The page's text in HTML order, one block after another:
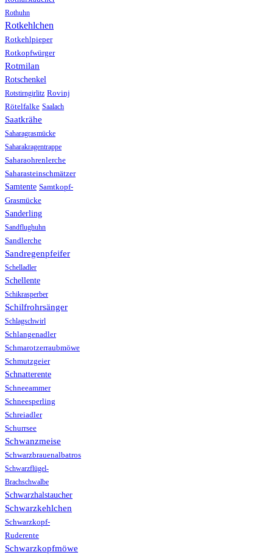
Rothuhn
Rotkehlchen
Rotkehlpieper
Rotkopfwürger
Rotmilan
Rotschenkel
Rotstirngirlitz Rovinj
Rötelfalke Saalach
Saatkrähe
Saharagrasmücke
Saharakragentrappe
Saharaohrenlerche
Saharasteinschmätzer
Samtente Samtkopf-
Grasmücke
Sanderling
Sandflughuhn
Sandlerche
Sandregenpfeifer
Schelladler
Schellente
Schikrasperber
Schilfrohrsänger
Schlagschwirl
Schlangenadler
Schmarotzerraubmöwe
Schmutzgeier
Schnatterente
Schneeammer
Schneesperling
Schreiadler
Schurrsee
Schwanzmeise
Schwarzbrauenalbatros
Schwarzflügel-
Brachschwalbe
Schwarzhalstaucher
Schwarzkehlchen
Schwarzkopf-
Ruderente
Schwarzkopfmöwe